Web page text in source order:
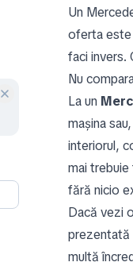
Un
oferta este
faci invers.
Nu
La un
mașina
interiorul,
mai trebuie
fără nicio
Dacă vezi
prezentată
multă